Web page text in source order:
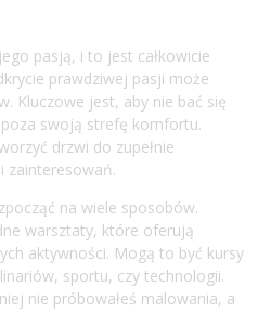
pasją, i to jest całkowicie
prawdziwej pasji może
Kluczowe jest, aby nie bać się
swoją strefę komfortu.
drzwi do zupełnie
zainteresowań.
na wiele sposobów.
warsztaty, które oferują
aktywności. Mogą to być kursy
sportu, czy technologii.
nie próbowałeś malowania, a